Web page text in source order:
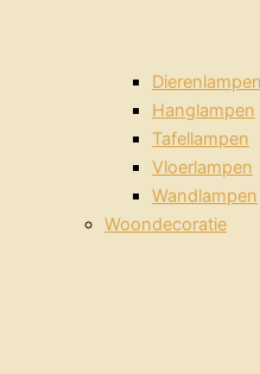
Dierenlampen
Hanglampen
Tafellampen
Vloerlampen
Wandlampen
Woondecoratie